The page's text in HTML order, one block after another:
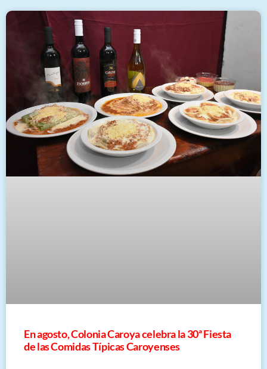
En agosto, Colonia Caroya celebra la 30ª Fiesta
de las Comidas Típicas Caroyenses